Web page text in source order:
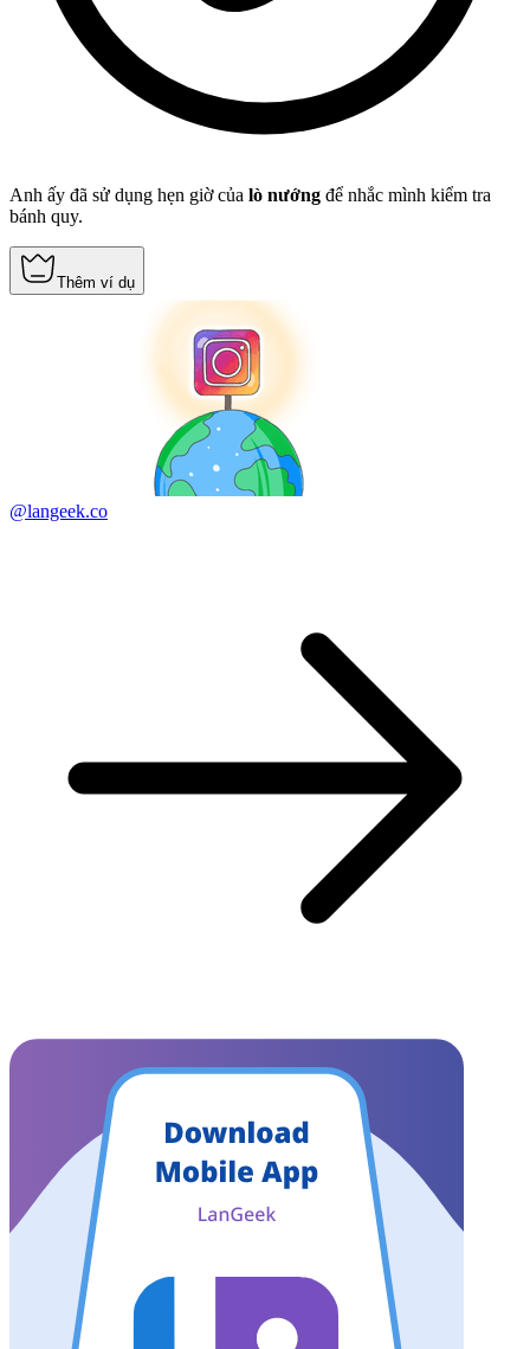
Anh ấy đã sử dụng hẹn giờ của lò nướng để nhắc mình kiểm tra
bánh quy.
Thêm ví dụ
@langeek.co